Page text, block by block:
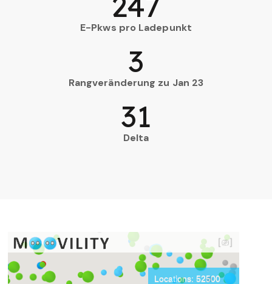
E-Pkws pro Ladepunkt
Rangveränderung zu Jan 23
3
Delta
31